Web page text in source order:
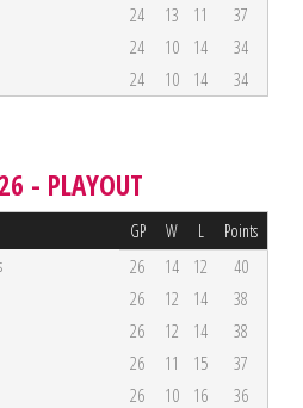
24 13 11
37
24 10 14
34
24 10 14 34
- PLAYOUT
GP W L Points
26 14 12
40
26 12 14
38
26 12 14
38
26 11 15
37
26 10 16
36